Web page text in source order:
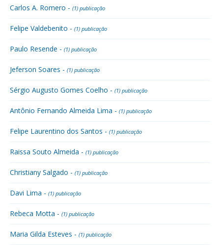
Carlos A. Romero - (1) publicação
Felipe Valdebenito - (1) publicação
Paulo Resende - (1) publicação
Jeferson Soares - (1) publicação
Sérgio Augusto Gomes Coelho - (1) publicação
Antônio Fernando Almeida Lima - (1) publicação
Felipe Laurentino dos Santos - (1) publicação
Raissa Souto Almeida - (1) publicação
Christiany Salgado - (1) publicação
Davi Lima - (1) publicação
Rebeca Motta - (1) publicação
Maria Gilda Esteves - (1) publicação